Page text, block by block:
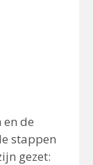
de
stappen
gezet: